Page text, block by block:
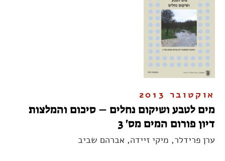
אוקטובר 2013
מים לטבע ושיקום נחלים – סיכום והמלצות
דיון פורום המים מס' 3
ערן פרידלר, מיקי זיידה, אברהם שביב